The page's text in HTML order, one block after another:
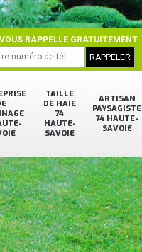
TAILLE
DE HAIE
74
HAUTE-
SAVOIE
ARTISAN
PAYSAGISTE
74 HAUTE-
SAVOIE
RAPPELLE GRATUITEMENT